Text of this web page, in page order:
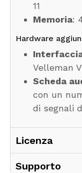
11
Memoria:
Hardware
Velleman
Scheda
con un
di segnali
Licenza
Supporto